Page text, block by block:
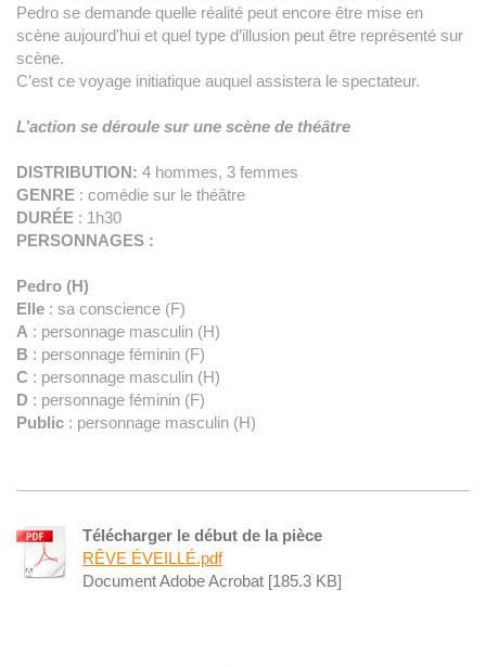
Pedro se demande quelle réalité peut encore être mise en
scène aujourd'hui et quel type d’illusion peut être représenté sur
scène.
C’est ce voyage initiatique auquel assistera le spectateur.
L’action se déroule sur une scène de théâtre
DISTRIBUTION: 4 hommes, 3 femmes
GENRE : comédie sur le théâtre
DURÉE : 1h30
PERSONNAGES :
Pedro (H)
Elle : sa conscience (F)
A : personnage masculin (H)
B : personnage féminin (F)
C : personnage masculin (H)
D : personnage féminin (F)
Public : personnage masculin (H)
Télécharger le début de la pièce
RÊVE ÉVEILLÉ.pdf
Document Adobe Acrobat [185.3 KB]